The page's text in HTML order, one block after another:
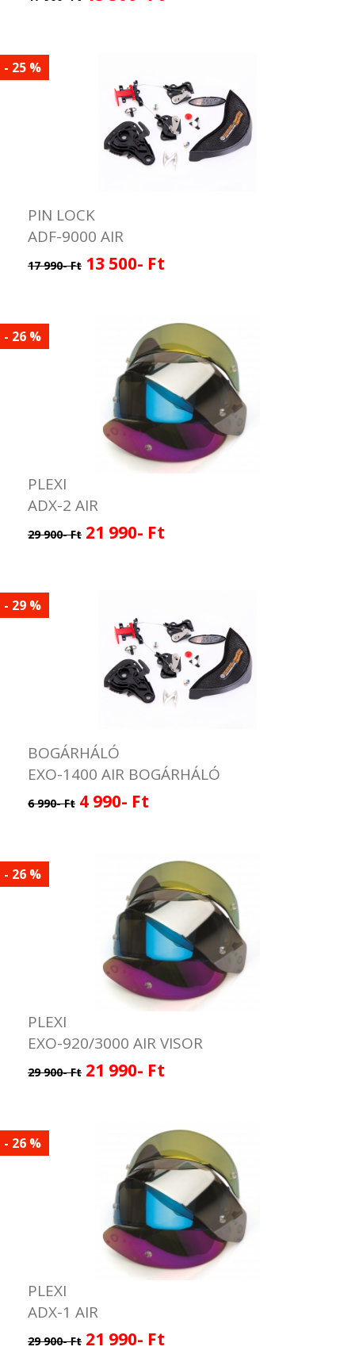
- 25 %
PIN LOCK
ADF-9000 AIR
17 990- Ft 13 500- Ft
- 26 %
PLEXI
ADX-2 AIR
29 900- Ft 21 990- Ft
- 29 %
BOGÁRHÁLÓ
EXO-1400 AIR BOGÁRHÁLÓ
6 990- Ft 4 990- Ft
- 26 %
PLEXI
EXO-920/3000 AIR VISOR
29 900- Ft 21 990- Ft
- 26 %
PLEXI
ADX-1 AIR
29 900- Ft 21 990- Ft